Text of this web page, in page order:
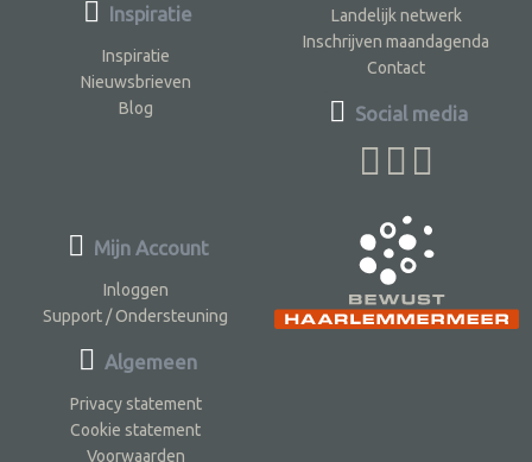
Inspiratie
Inspiratie
Nieuwsbrieven
Blog
Landelijk netwerk
Inschrijven maandagenda
Contact
Social media
Mijn Account
Inloggen
Support / Ondersteuning
Algemeen
Privacy statement
Cookie statement
Voorwaarden